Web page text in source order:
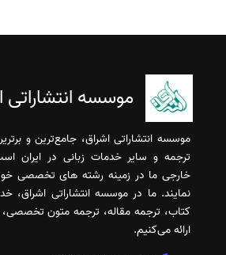
موسسه انتشاراتی
موسسه انتشاراتی اشراق، جامع‌ترین و
ترجمه و سایر خدمات زبانی در ایران
خارجی ما در زمینه رشته های تخصصی
نمایند. ما در موسسه انتشاراتی
کتاب، ترجمه مقاله، ترجمه متون تخصصی،
ارائه می‌کنیم.